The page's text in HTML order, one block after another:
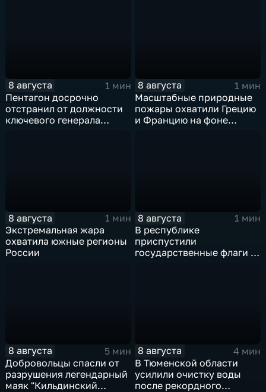
8 августа
1 мин
Пентагон досрочно
отстранил от должности
ключевого генерала
8 августа
1 мин
Масштабные природные
пожары охватили Грецию
и Францию на фоне
8 августа
1 мин
Экстремальная жара
охватила южные регионы
России
8 августа
1 мин
В республике
приспустили
государственные флаги и
8 августа
5 мин
Добровольцы спасли от
разрушения легендарный
маяк "Кильдинский
8 августа
4 мин
В Тюменской области
усилили очистку воды
после рекордного